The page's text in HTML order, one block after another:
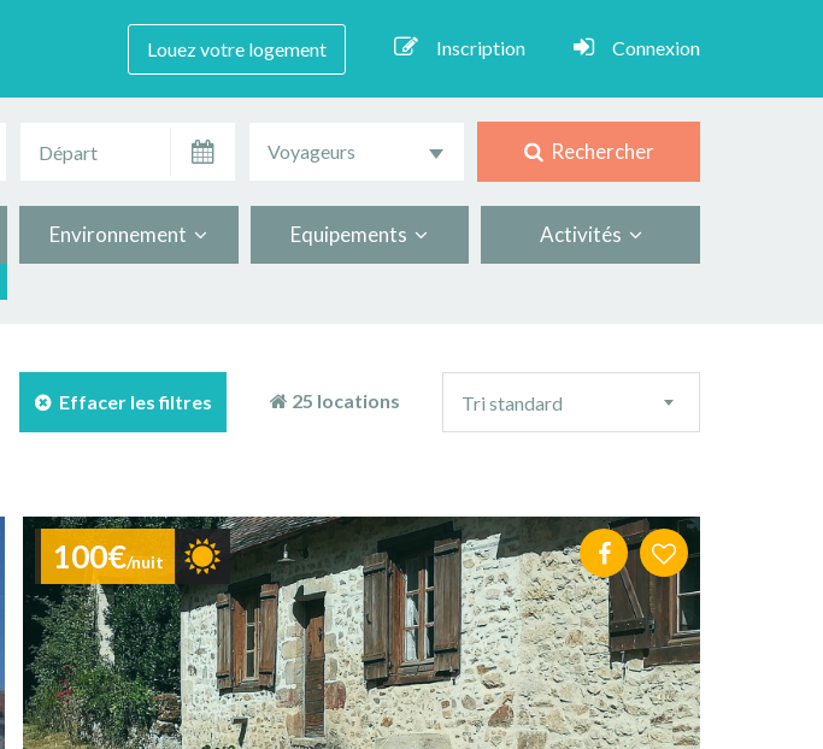
Louez votre logement Inscription Connexion
Voyageurs Rechercher
Environnement Equipements Activités
Effacer les filtres 25 locations
tri
Tri standard
100€/nuit